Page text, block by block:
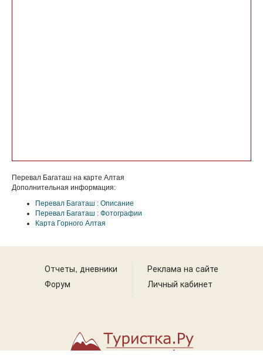
Перевал Багаташ на карте Алтая
Дополнительная информация:
Перевал Багаташ : Описание
Перевал Багаташ : Фотографии
Карта Горного Алтая
Отчеты, дневники
Форум
Реклама на сайте
Личный кабинет